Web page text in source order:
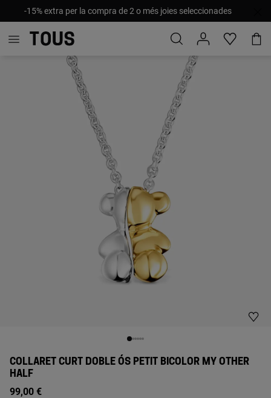
-15% extra per la compra de 2 o més joies seleccionades
COLLARET CURT DOBLE ÓS PETIT BICOLOR MY OTHER
HALF
99,00 €